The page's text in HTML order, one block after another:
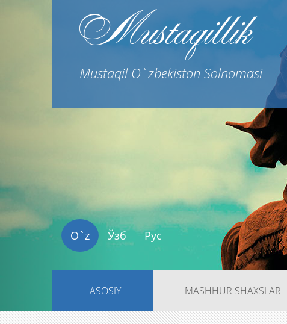
Mustaqillik
Mustaqil O`zbekiston Solnomasi
O`z Ўзб Рус
ASOSIY MASHHUR SHAXSLAR